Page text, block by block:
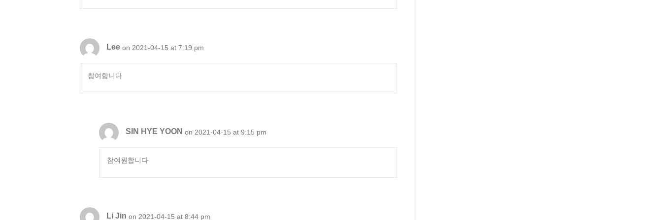
Lee on 2021-04-15 at 7:19 pm
참여합니다
SIN HYE YOON on 2021-04-15 at 9:15 pm
참여원합니다
Li Jin on 2021-04-15 at 8:44 pm